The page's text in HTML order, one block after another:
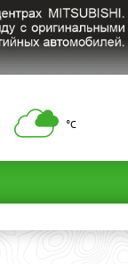
°С